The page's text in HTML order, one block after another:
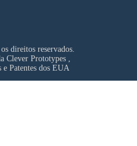
direitos reservados.
Clever Prototypes ,
Patentes dos EUA